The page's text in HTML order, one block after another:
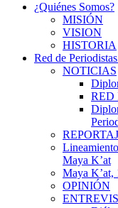
¿Quiénes Somos?
MISIÓN
VISION
HISTORIA
Red de
NOTICIAS
RED
Maya K’at
Maya K’at,
OPINIÓN